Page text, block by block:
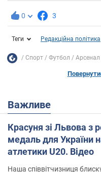
0 3
Теги Редакційна політика
Спорт Футбол Арсенал
Важливе
Красуня зі Львова з
медаль для України
атлетики U20. Відео
Наша співвітчизниця